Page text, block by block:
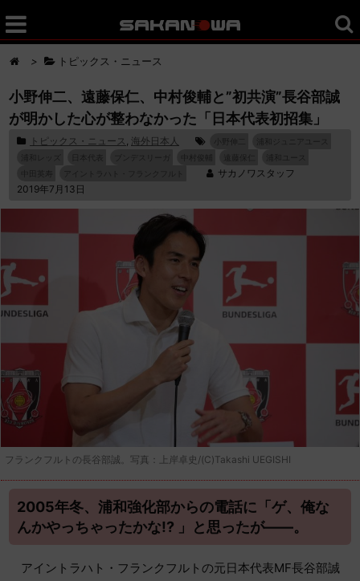
> トピックス・ニュース
小野伸二、遠藤保仁、中村俊輔と”初共演”長谷部誠
が明かした心が整わなかった「日本代表初招集」
トピックス・ニュース , 海外日本人
遠藤保仁
サカノワスタッフ
2019年7月13日
フランクフルトの長谷部誠。写真：上岸卓史/(C)Takashi UEGISHI
2005年冬、浦和強化部からの電話に「ゲ、俺な
んかやっちゃったかな!? 」と思ったが――。
アイントラハト・フランクフルトの元日本代表MF長谷部誠